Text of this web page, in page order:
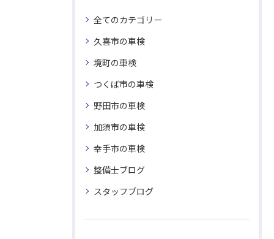
全てのカテゴリー
久喜市の車検
境町の車検
つくば市の車検
野田市の車検
加須市の車検
幸手市の車検
整備士ブログ
スタッフブログ